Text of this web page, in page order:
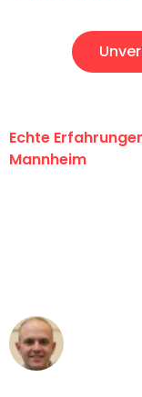
Echte
Mannheim